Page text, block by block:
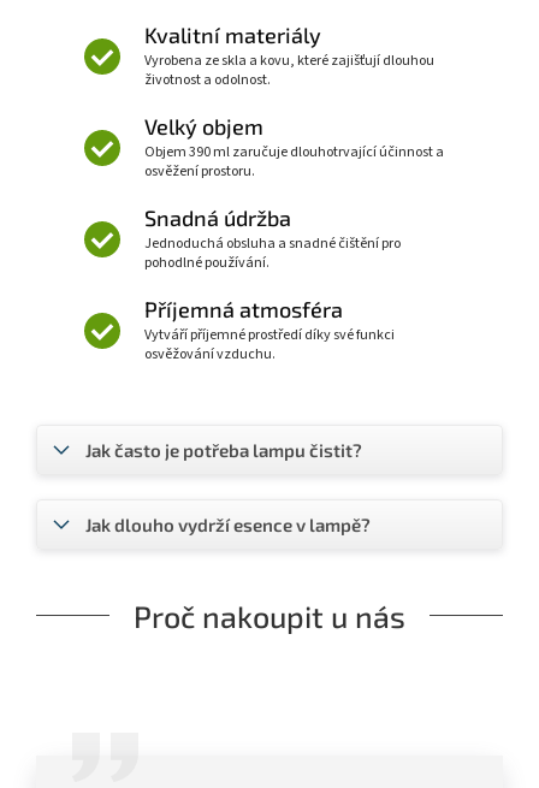
Kvalitní materiály
Vyrobena ze skla a kovu, které zajišťují dlouhou
životnost a odolnost.
Velký objem
Objem 390 ml zaručuje dlouhotrvající účinnost a
osvěžení prostoru.
Snadná údržba
Jednoduchá obsluha a snadné čištění pro
pohodlné používání.
Příjemná atmosféra
Vytváří příjemné prostředí díky své funkci
osvěžování vzduchu.
Jak často je potřeba lampu čistit?
Jak dlouho vydrží esence v lampě?
Proč nakoupit u nás